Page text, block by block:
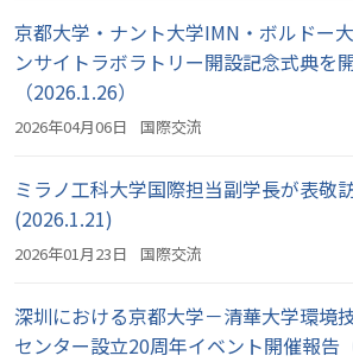
京都大学・ナント大学IMN・ボルドー
ンサイトラボラトリー開設記念式典を
（2026.1.26）
2026年04月06日 国際交流
ミラノ工科大学国際担当副学長が表敬
(2026.1.21)
2026年01月23日 国際交流
深圳における京都大学－清華大学環境
センター設立20周年イベント開催報告